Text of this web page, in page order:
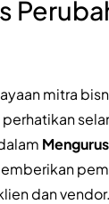
mitra
dan